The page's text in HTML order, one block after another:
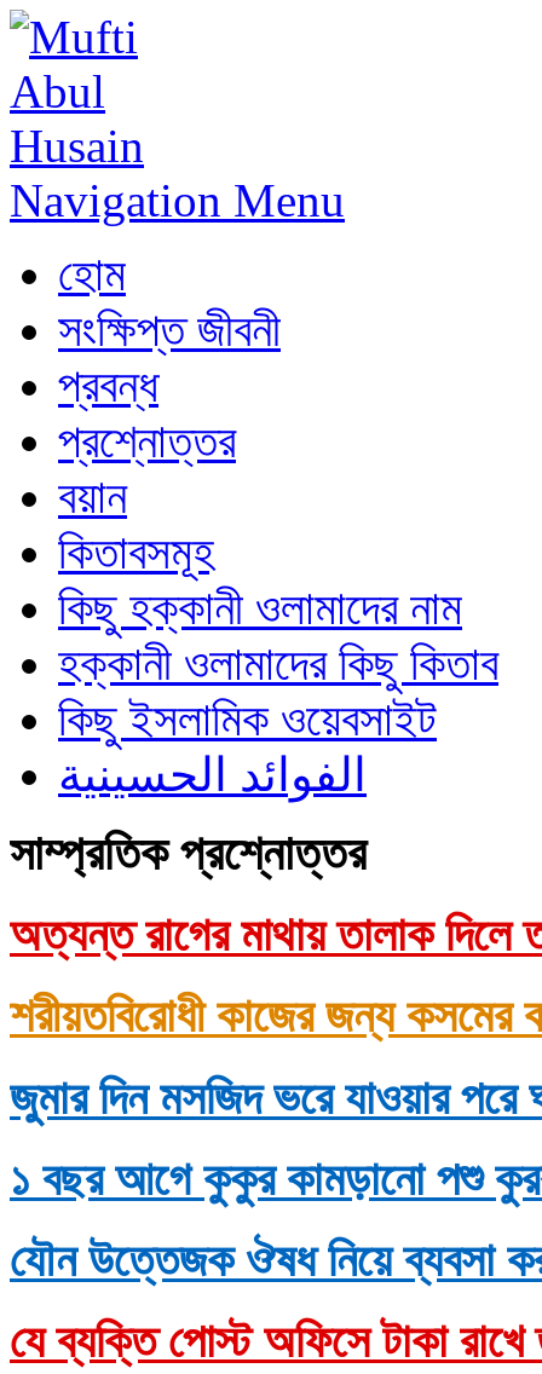
Navigation Menu
হোম
সংক্ষিপ্ত জীবনী
প্রবন্ধ
প্রশ্নোত্তর
বয়ান
কিতাবসমূহ
কিছু হক্কানী ওলামাদের নাম
হক্কানী ওলামাদের কিছু কিতাব
কিছু ইসলামিক ওয়েবসাইট
الفوائد الحسينية
সাম্প্রতিক প্রশ্নোত্তর
অত্যন্ত রাগের মাথায় তালাক দিলে
শরীয়তবিরোধী কাজের জন্য কসমের
জুমার দিন মসজিদ ভরে যাওয়ার
১ বছর আগে কুকুর কামড়ানো পশু
যৌন উত্তেজক ঔষধ নিয়ে ব্যবসা
যে ব্যক্তি পোস্ট অফিসে টাকা রাখে